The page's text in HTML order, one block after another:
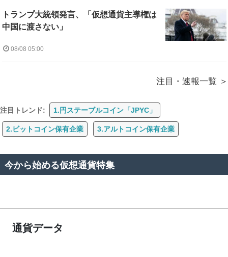
トランプ大統領発言、「仮想通貨主導権は
中国に渡さない」
08/08 05:00
注目・速報一覧
注目トレンド: 1.円ステーブルコイン「JPYC」
2.ビットコイン保有企業 3.アルトコイン保有企業
今から始める仮想通貨特集
通貨データ